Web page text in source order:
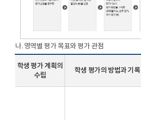
목표의
설정
:
학교의
나. 영역별 평가 목표와 평가 관점
학생 평가 계획의
수립
학생 평가의 방법과 기록